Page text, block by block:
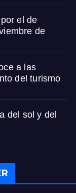
el de
de
a las
del turismo
del sol y del